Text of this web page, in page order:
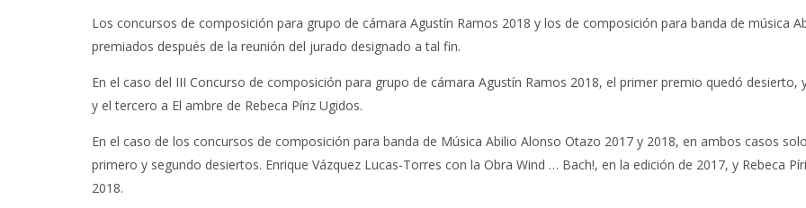
Los concursos de composición para grupo de cámara Agustín Ramos 2018 y los de composición para banda de música
premiados después de la reunión del jurado designado a tal fin.
En el caso del III Concurso de composición para grupo de cámara Agustín Ramos 2018, el primer premio quedó desierto,
y el tercero a El ambre de Rebeca Píriz Ugidos.
En el caso de los concursos de composición para banda de Música Abilio Alonso Otazo 2017 y 2018, en ambos casos
primero y segundo desiertos. Enrique Vázquez Lucas-Torres con la Obra Wind … Bach!, en la edición de 2017, y Rebeca
2018.